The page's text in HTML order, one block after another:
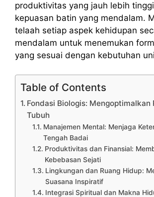
produktivitas yang jauh lebih
kepuasan batin yang mendalam.
telaah setiap aspek kehidupan
mendalam untuk menemukan
yang sesuai dengan kebutuhan
Table of Contents
Fondasi Biologis: Mengoptimalkan
Tubuh
Manajemen Mental: Menjaga
Tengah Badai
Produktivitas dan Finansial:
Kebebasan Sejati
Lingkungan dan Ruang Hidup:
Suasana Inspiratif
Integrasi Spiritual dan Makna